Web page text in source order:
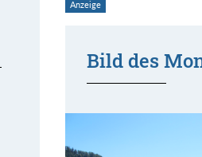
Bild des